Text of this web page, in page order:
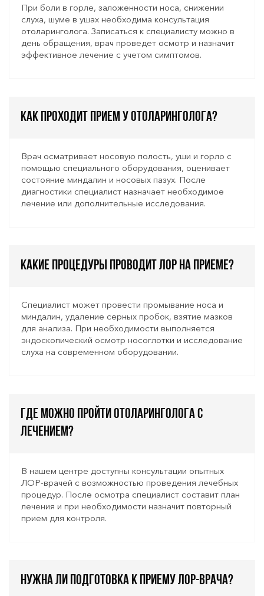
При боли в горле, заложенности носа, снижении
слуха, шуме в ушах необходима консультация
отоларинголога. Записаться к специалисту можно в
день обращения, врач проведет осмотр и назначит
эффективное лечение с учетом симптомов.
Как проходит прием у отоларинголога?
Врач осматривает носовую полость, уши и горло с
помощью специального оборудования, оценивает
состояние миндалин и носовых пазух. После
диагностики специалист назначает необходимое
лечение или дополнительные исследования.
Какие процедуры проводит ЛОР на приеме?
Специалист может провести промывание носа и
миндалин, удаление серных пробок, взятие мазков
для анализа. При необходимости выполняется
эндоскопический осмотр носоглотки и исследование
слуха на современном оборудовании.
Где можно пройти отоларинголога с
лечением?
В нашем центре доступны консультации опытных
ЛОР-врачей с возможностью проведения лечебных
процедур. После осмотра специалист составит план
лечения и при необходимости назначит повторный
прием для контроля.
Нужна ли подготовка к приему ЛОР-врача?